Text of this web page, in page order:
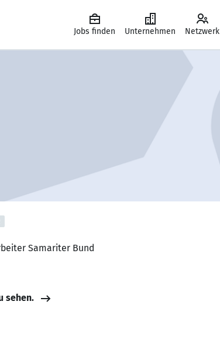
Jobs finden Unternehmen Netzwerk
Samariter Bund
sehen.